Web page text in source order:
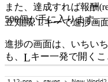
また、達成すれば報酬
500個が手に入ります。
豆知識: Lキーで進捗画
進捗の画面は、いちいち
も、 Lキー一発で開くこ